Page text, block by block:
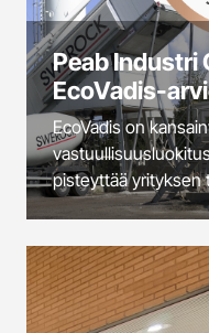
Peab Industri
EcoVadis-
EcoVadis on
pisteyttää yrityksen
eettiset käytännöt.
EcoVadis-